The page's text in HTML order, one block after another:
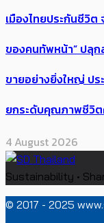
เมืองไทยประกันชีวิต
ของคนทัพหน้า” ปลุ
ขายอย่างยิ่งใหญ่ ปร
ยกระดับคุณภาพชีวิต
4 August 2026
Sustainability •
© 2017 - 2025